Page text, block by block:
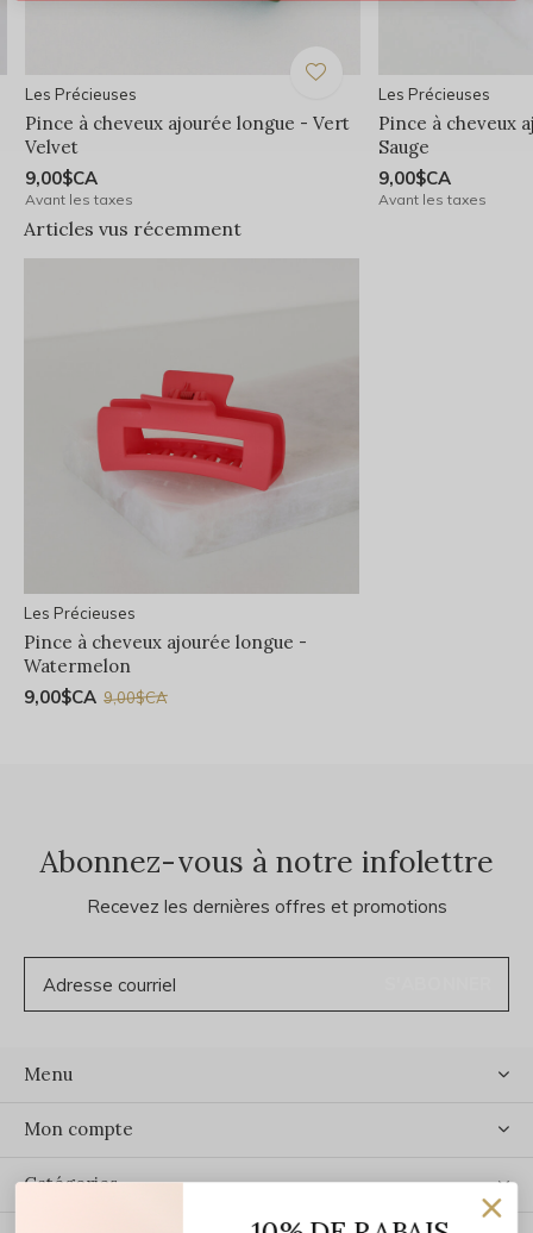
Les Précieuses
Pince à cheveux ajourée longue - Vert
Velvet
9,00$CA
Avant les taxes
Les Précieuses
Pince à cheveux
Sauge
9,00$CA
Avant les taxes
Articles vus récemment
Les Précieuses
Pince à cheveux ajourée longue -
Watermelon
9,00$CA 9,00$CA
Abonnez-vous à notre infolettre
Recevez les dernières offres et promotions
Menu
Mon compte
Catégories